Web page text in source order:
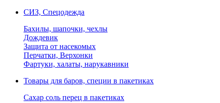
СИЗ, Спецодежда
Бахилы, шапочки, чехлы
Дождевик
Защита от насекомых
Перчатки, Верхонки
Фартуки, халаты, нарукавники
Товары для баров, специи в пакетиках
Сахар соль перец в пакетиках